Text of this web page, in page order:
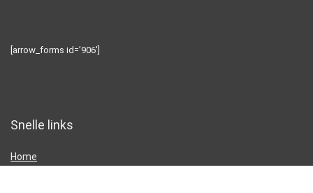
[arrow_forms id=’906′]
Snelle links
Home